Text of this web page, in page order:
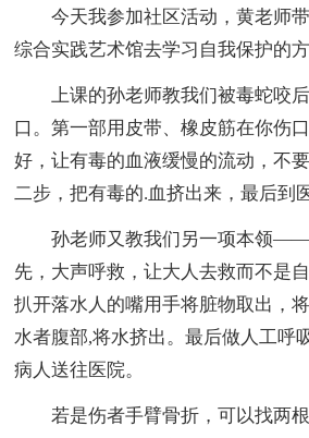
今天我参加社区活动，黄老师带
综合实践艺术馆去学习自我保护的方
上课的孙老师教我们被毒蛇咬后
口。第一部用皮带、橡皮筋在你伤
好，让有毒的血液缓慢的流动，不
二步，把有毒的.血挤出来，最后到
孙老师又教我们另一项本领——
先，大声呼救，让大人去救而不是
扒开落水人的嘴用手将脏物取出，
水者腹部,将水挤出。最后做人工呼
病人送往医院。
若是伤者手臂骨折，可以找两根